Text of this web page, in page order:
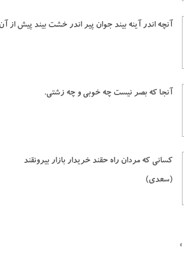
آنچه اندر آينه بيند جوان پير اندر خشت بيند پيش از
آنجا كه بصر نيست چه خوبي و چه زشتي.
كساني كه مردان راه حقند خريدار بازار بيرونقند
(سعدي)
«